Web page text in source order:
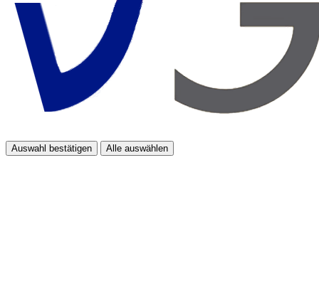
Auswahl bestätigen Alle auswählen